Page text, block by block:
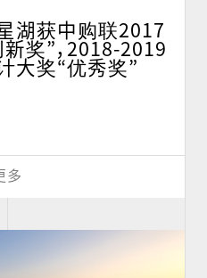
湖获中购联2017
奖”，2018-2019
大奖“优秀奖”
多